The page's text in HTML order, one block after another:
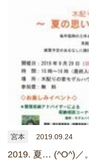
宮本 2019.09.24
2019. 夏… (^O^)／。